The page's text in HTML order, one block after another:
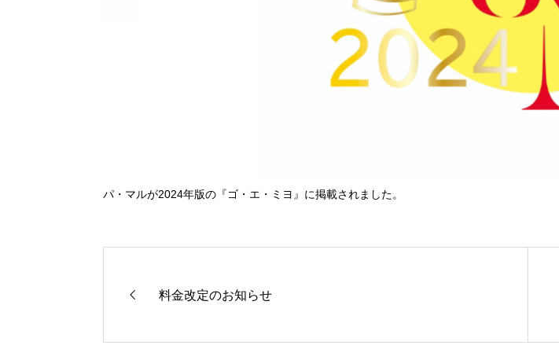
パ・マルが2024年版の『ゴ・エ・ミヨ』に掲載されました。
料金改定のお知らせ